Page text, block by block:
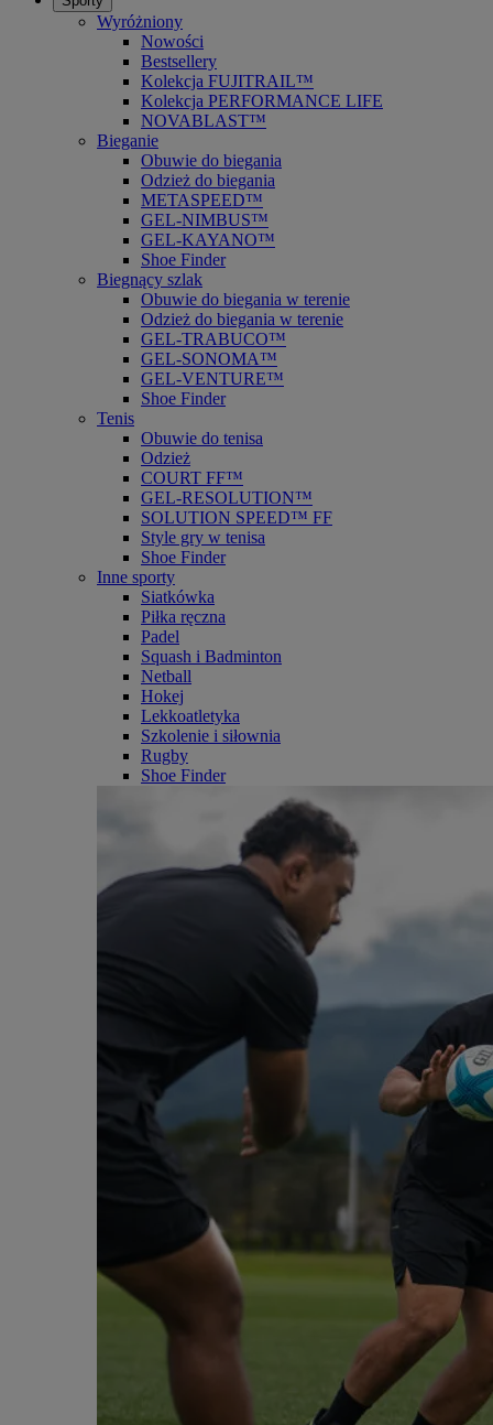
Wyróżniony
Nowości
Bestsellery
Kolekcja FUJITRAIL™
Kolekcja PERFORMANCE LIFE
NOVABLAST™
Bieganie
Obuwie do biegania
Odzież do biegania
METASPEED™
GEL-NIMBUS™
GEL-KAYANO™
Shoe Finder
Biegnący szlak
Obuwie do biegania w terenie
Odzież do biegania w terenie
GEL-TRABUCO™
GEL-SONOMA™
GEL-VENTURE™
Shoe Finder
Tenis
Obuwie do tenisa
Odzież
COURT FF™
GEL-RESOLUTION™
SOLUTION SPEED™ FF
Style gry w tenisa
Shoe Finder
Inne sporty
Siatkówka
Piłka ręczna
Padel
Squash i Badminton
Netball
Hokej
Lekkoatletyka
Szkolenie i siłownia
Rugby
Shoe Finder